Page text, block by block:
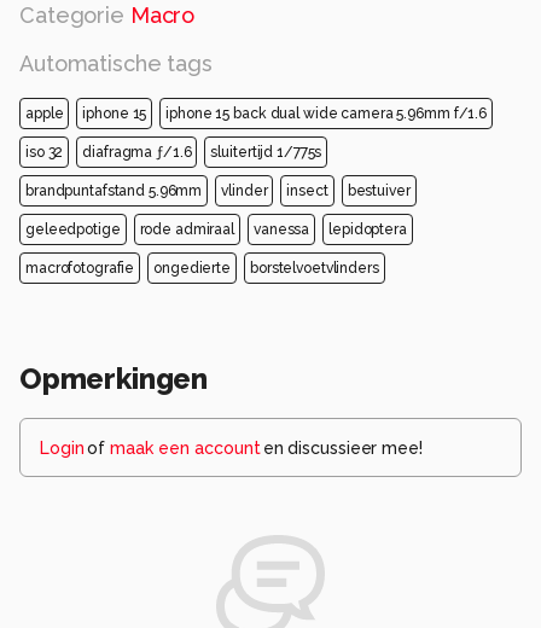
Categorie Macro
Automatische tags
apple iphone 15 iphone 15 back dual wide camera 5.96mm f/1.6
iso 32 diafragma ƒ/1.6 sluitertijd 1/775s
brandpuntafstand 5.96mm vlinder insect bestuiver
geleedpotige rode admiraal vanessa lepidoptera
macrofotografie ongedierte borstelvoetvlinders
Opmerkingen
Loginof maak een account en discussieer mee!